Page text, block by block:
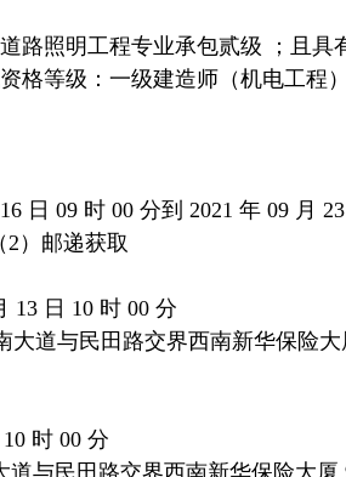
路照明工程专业承包贰级 ；且具
格等级：一级建造师（机电工程
日 09 时 00 分到 2021 年 09 月
）邮递获取
13 日 10 时 00 分
道与民田路交界西南新华保险大
时 00 分
与民田路交界西南新华保险大厦